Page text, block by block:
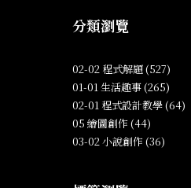
分類瀏覽
02-02 程式解題 (527)
01-01 生活趣事 (265)
02-01 程式設計教學 (64)
05 繪圖創作 (44)
03-02 小說創作 (36)